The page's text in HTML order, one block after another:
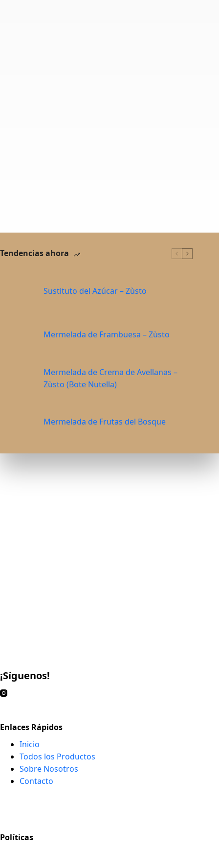
Tendencias ahora
Sustituto del Azúcar – Zùsto
Mermelada de Frambuesa – Zùsto
Mermelada de Crema de Avellanas –
Zùsto (Bote Nutella)
Mermelada de Frutas del Bosque
¡Síguenos!
Enlaces Rápidos
Inicio
Todos los Productos
Sobre Nosotros
Contacto
Políticas